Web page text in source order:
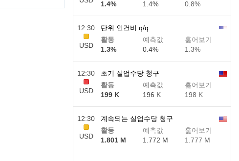
1.4%
1.4%
0.8%
12:30
USD
단위 인건비 q/q
활동
1.3%
예측값
0.4%
훑어보기
1.3%
12:30
USD
초기 실업수당 청구
활동
199 K
예측값
196 K
훑어보기
198 K
12:30
USD
계속되는 실업수당 청구
활동
1.801 M
예측값
1.772 M
훑어보기
1.777 M